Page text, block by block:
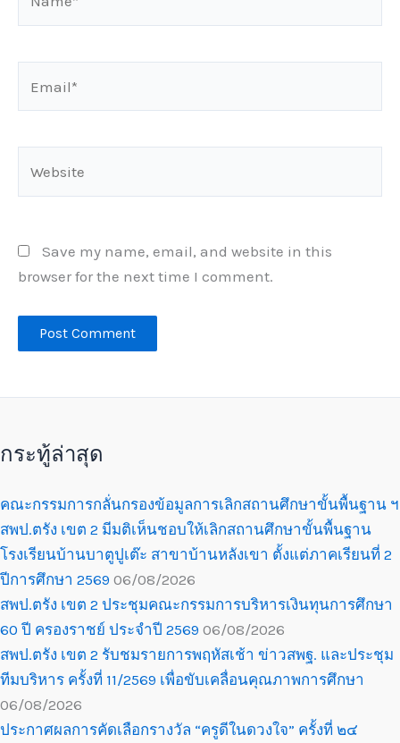
Save my name, email, and website in this
browser for the next time I comment.
กระทู้ล่าสุด
คณะกรรมการกลั่นกรองข้อมูลการเลิกสถานศึกษาขั้นพื้นฐาน ฯ
สพป.ตรัง เขต 2 มีมติเห็นชอบให้เลิกสถานศึกษาขั้นพื้นฐาน
โรงเรียนบ้านบาตูปูเต๊ะ สาขาบ้านหลังเขา ตั้งแต่ภาคเรียนที่ 2
ปีการศึกษา 2569 06/08/2026
สพป.ตรัง เขต 2 ประชุมคณะกรรมการบริหารเงินทุนการศึกษา
60 ปี ครองราชย์ ประจำปี 2569 06/08/2026
สพป.ตรัง เขต 2 รับชมรายการพฤหัสเช้า ข่าวสพฐ. และประชุม
ทีมบริหาร ครั้งที่ 11/2569 เพื่อขับเคลื่อนคุณภาพการศึกษา
06/08/2026
ประกาศผลการคัดเลือกรางวัล “ครูดีในดวงใจ” ครั้งที่ ๒๔